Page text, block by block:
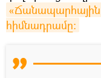
հիմնադրամը։